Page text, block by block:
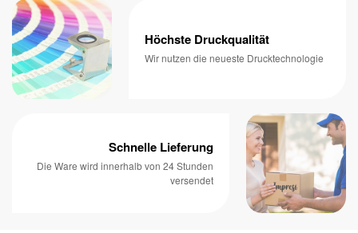
Höchste Druckqualität
Wir nutzen die neueste Drucktechnologie
Schnelle Lieferung
Die Ware wird innerhalb von 24 Stunden
versendet